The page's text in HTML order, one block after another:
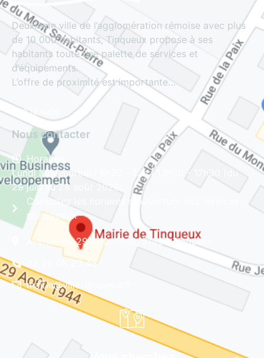
Deuxième ville de l’agglomération rémoise avec plus
de 10 000 habitants, Tinqueux propose à ses
habitants toute une palette de services et
d’équipements.
L’offre de proximité est importante…
Lire la suite
Nous contacter
Horaires
Lundi au vendredi : 8h30 - 12h | 13h30 - 17h30 (du
29 juin au 28 août 2026)
Consultez les horaires d'ouverture des services
municipaux
Avenue du 29 Août 1944, 51430 Tinqueux
03 26 08 23 45
mairie@ville-tinqueux.fr